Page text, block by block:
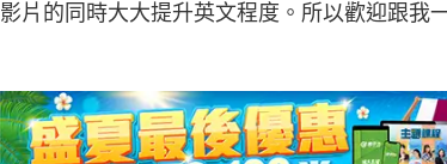
影片的同時大大提升英文程度。所以歡迎跟我